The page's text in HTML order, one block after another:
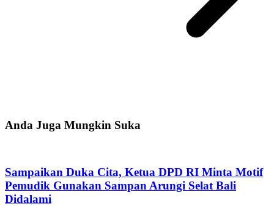
Anda Juga Mungkin Suka
Sampaikan Duka Cita, Ketua DPD RI Minta Motif
Pemudik Gunakan Sampan Arungi Selat Bali
Didalami